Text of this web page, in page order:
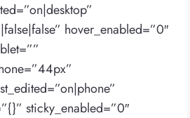
hover_enabled=”0″
sticky_enabled=”0″